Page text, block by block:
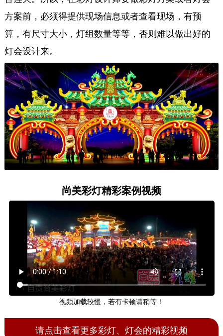
方案前，必须得提供现场信息或者查看现场，有预
算，有尺寸大小，灯组数量等等，否则难以做出好的
灯会设计来。
尚美彩灯精彩案例视频
视频加载较慢，若有卡顿请稍等！
请点击查看更多彩灯、灯会的精彩视频